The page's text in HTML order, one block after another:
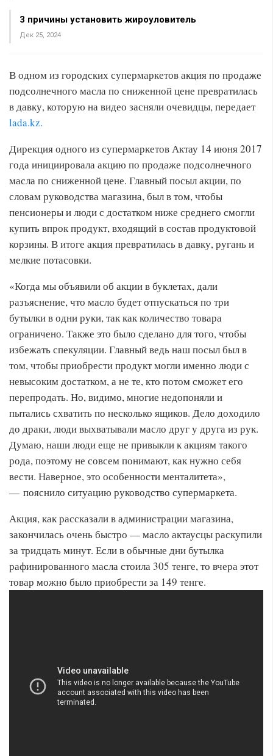
3 причины установить жироуловитель
Дек 25, 2024
В одном из городских супермаркетов акция по продаже
подсолнечного масла по сниженной цене превратилась
в давку, которую на видео засняли очевидцы, передает
lada.kz.
Дирекция одного из супермаркетов Актау 14 июня 2017
года инициировала акцию по продаже подсолнечного
масла по сниженной цене. Главный посыл акции, по
словам руководства магазина, был в том, чтобы
пенсионеры и люди с достатком ниже среднего смогли
купить впрок продукт, входящий в состав продуктовой
корзины. В итоге акция превратилась в давку, ругань и
мелкие потасовки.
«Когда мы объявили об акции в буклетах, дали
разъяснение, что масло будет отпускаться по три
бутылки в одни руки, так как количество товара
ограничено. Также это было сделано для того, чтобы
избежать спекуляции. Главный ведь наш посыл был в
том, чтобы приобрести продукт могли именно люди с
невысоким достатком, а не те, кто потом сможет его
перепродать. Но, видимо, многие недопоняли и
пытались схватить по несколько ящиков. Дело доходило
до драки, люди выхватывали масло друг у друга из рук.
Думаю, наши люди еще не привыкли к акциям такого
рода, поэтому не совсем понимают, как нужно себя
вести. Наверное, это особенности менталитета»,
— пояснило ситуацию руководство супермаркета.
Акция, как рассказали в администрации магазина,
закончилась очень быстро — масло актаусцы раскупили
за тридцать минут. Если в обычные дни бутылка
рафинированного масла стоила 305 тенге, то вчера этот
товар можно было приобрести за 149 тенге.